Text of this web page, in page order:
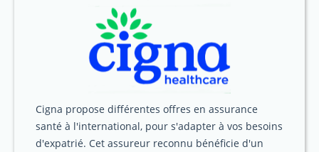
Cigna propose différentes offres en assurance
santé à l'international, pour s'adapter à vos besoins
d'expatrié. Cet assureur reconnu bénéficie d'un